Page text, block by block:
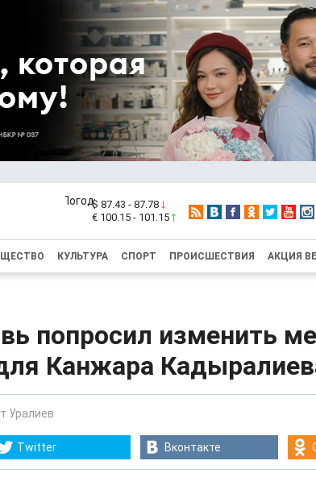
$ 87.43 - 87.78
€ 100.15 - 101.15
КУЛЬТУРА СПОРТ ПРОИСШЕСТВИЯ АКЦИЯ
попросил изменить
Канжара
Уралиев
Twitter Вконтакте